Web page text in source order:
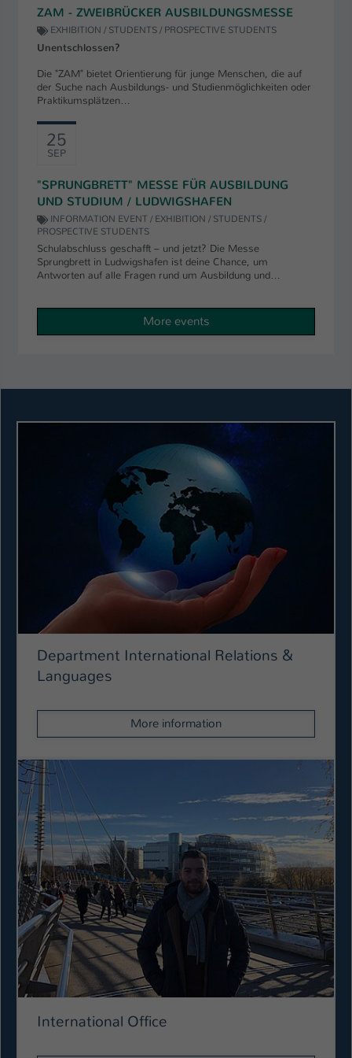
ZAM - ZWEIBRÜCKER AUSBILDUNGSMESSE
EXHIBITION / STUDENTS / PROSPECTIVE STUDENTS
Unentschlossen?
Die "ZAM" bietet Orientierung für junge Menschen, die auf
der Suche nach Ausbildungs- und Studienmöglichkeiten oder
Praktikumsplätzen…
25
SEP
"SPRUNGBRETT" MESSE FÜR AUSBILDUNG
UND STUDIUM / LUDWIGSHAFEN
INFORMATION EVENT / EXHIBITION / STUDENTS /
PROSPECTIVE STUDENTS
Schulabschluss geschafft – und jetzt? Die Messe
Sprungbrett in Ludwigshafen ist deine Chance, um
Antworten auf alle Fragen rund um Ausbildung und…
More events
Department International Relations &
Languages
More information
International Office